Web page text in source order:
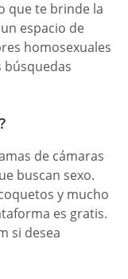
que te brinde la
espacio de
homosexuales
búsquedas
de cámaras
buscan sexo.
y mucho
es gratis.
si desea